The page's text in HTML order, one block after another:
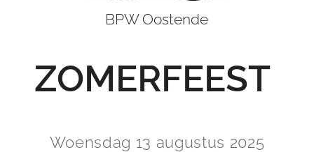
BPW Oostende
ZOMERFEEST
Woensdag 13 augustus 2025